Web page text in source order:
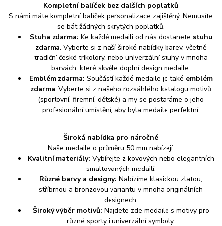
Kompletní balíček bez dalších poplatků
S námi máte kompletní balíček personalizace zajištěný. Nemusíte
se bát žádných skrytých poplatků.
Stuha zdarma: Ke každé medaili od nás dostanete stuhu
zdarma. Vyberte si z naší široké nabídky barev, včetně
tradiční české trikolory, nebo univerzální stuhy v mnoha
barvách, které skvěle doplní design medaile.
Emblém zdarma: Součástí každé medaile je také emblém
zdarma. Vyberte si z našeho rozsáhlého katalogu motivů
(sportovní, firemní, dětské) a my se postaráme o jeho
profesionální umístění, aby byla medaile perfektní.
Široká nabídka pro náročné
Naše medaile o průměru 50 mm nabízejí:
Kvalitní materiály: Vybírejte z kovových nebo elegantních
smaltovaných medailí.
Různé barvy a designy: Nabízíme klasickou zlatou,
stříbrnou a bronzovou variantu v mnoha originálních
designech.
Široký výběr motivů: Najdete zde medaile s motivy pro
různé sporty i univerzální symboly.